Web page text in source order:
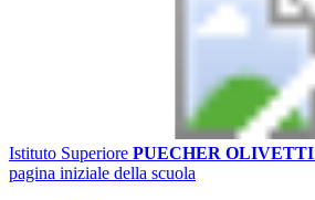
Istituto Superiore PUECHER OLIVETTI
pagina iniziale della scuola